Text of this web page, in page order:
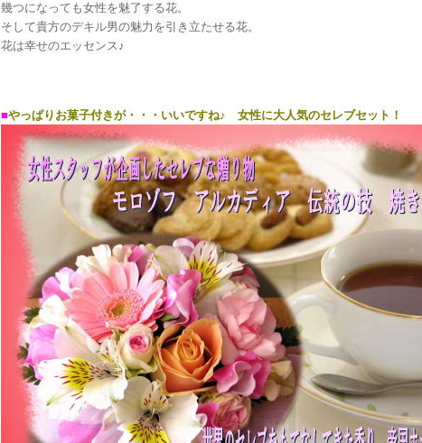
幾つになっても女性を魅了する花。
そして貴方のデキル男の魅力を引き立たせる花。
花は幸せのエッセンス♪
■やっぱりお菓子付きが・・・いいですね♪ 女性に大人気のセレブセット！